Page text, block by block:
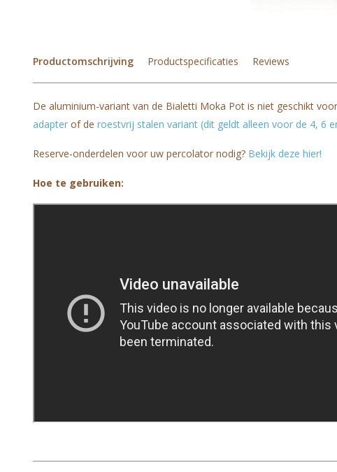
Productomschrijving Productspecificaties Reviews
De aluminium-variant van de Bialetti Moka Pot is niet geschikt
adapter of de roestvrij stalen variant (dit geldt alleen voor de 4, 6
Reserve-onderdelen voor uw percolator nodig? Bekijk deze hier!
Hoe te gebruiken: